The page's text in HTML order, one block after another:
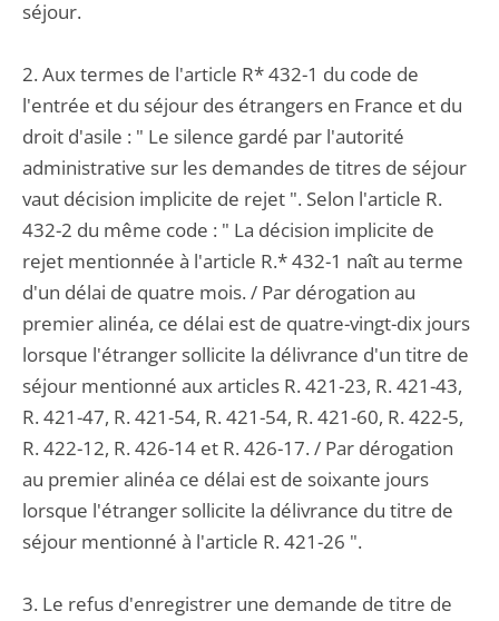
séjour.
2. Aux termes de l'article R* 432-1 du code de
l'entrée et du séjour des étrangers en France et du
droit d'asile : " Le silence gardé par l'autorité
administrative sur les demandes de titres de séjour
vaut décision implicite de rejet ". Selon l'article R.
432-2 du même code : " La décision implicite de
rejet mentionnée à l'article R.* 432-1 naît au terme
d'un délai de quatre mois. / Par dérogation au
premier alinéa, ce délai est de quatre-vingt-dix jours
lorsque l'étranger sollicite la délivrance d'un titre de
séjour mentionné aux articles R. 421-23, R. 421-43,
R. 421-47, R. 421-54, R. 421-54, R. 421-60, R. 422-5,
R. 422-12, R. 426-14 et R. 426-17. / Par dérogation
au premier alinéa ce délai est de soixante jours
lorsque l'étranger sollicite la délivrance du titre de
séjour mentionné à l'article R. 421-26 ".
3. Le refus d'enregistrer une demande de titre de